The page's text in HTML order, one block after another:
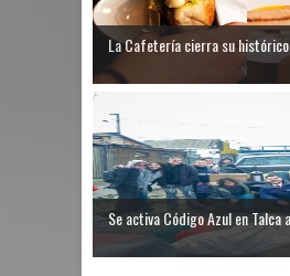
La Cafetería cierra su
Se activa Código Azul en Talca